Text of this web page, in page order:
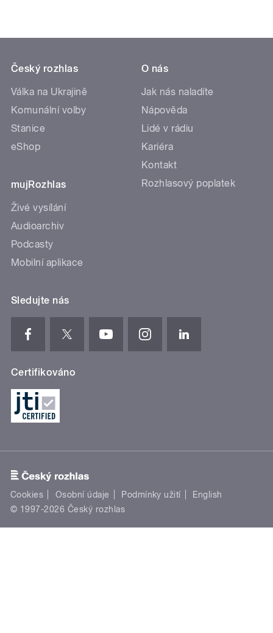
Český rozhlas
Válka na Ukrajině
Komunální volby
Stanice
eShop
mujRozhlas
Živé vysílání
Audioarchiv
Podcasty
Mobilní aplikace
O nás
Jak nás naladíte
Nápověda
Lidé v rádiu
Kariéra
Kontakt
Rozhlasový poplatek
Sledujte nás
Certifikováno
Cookies Osobní údaje Podmínky užití
English
© 1997-2026 Český rozhlas